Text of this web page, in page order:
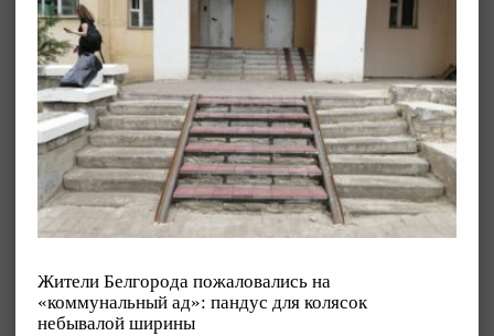
Жители Белгорода пожаловались на
«коммунальный ад»: пандус для колясок
небывалой ширины